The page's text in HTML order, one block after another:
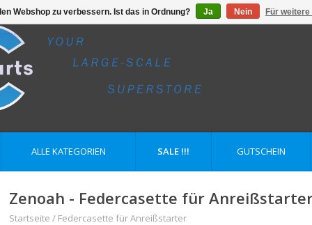
ALLE KATEGORIEN SALE !!! GUTSCHEIN
Zenoah - Federcasette für
Startseite / Federcasette für Anreißstarter
Webshop zu verbessern. Ist das in Ordnung? Ja Nein Für